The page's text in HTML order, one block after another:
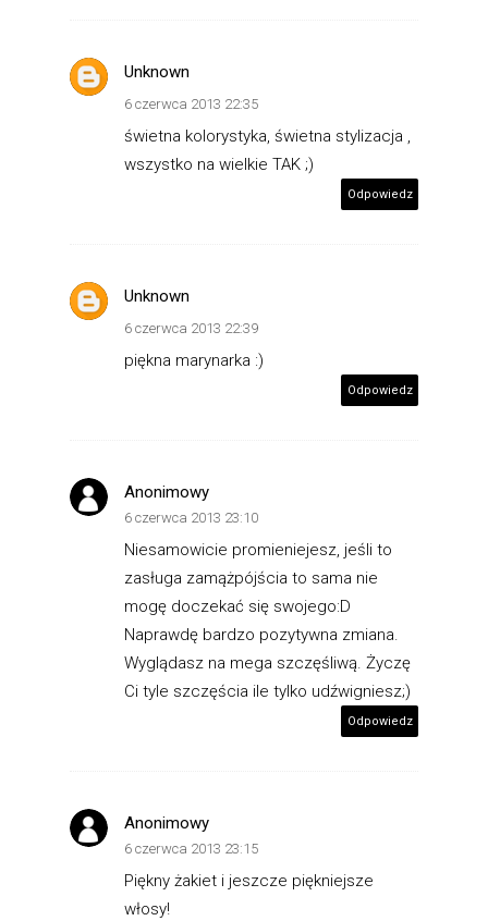
Unknown
6 czerwca 2013 22:35
świetna kolorystyka, świetna stylizacja ,
wszystko na wielkie TAK ;)
Odpowiedz
Unknown
6 czerwca 2013 22:39
piękna marynarka :)
Odpowiedz
Anonimowy
6 czerwca 2013 23:10
Niesamowicie promieniejesz, jeśli to
zasługa zamążpójścia to sama nie
mogę doczekać się swojego:D
Naprawdę bardzo pozytywna zmiana.
Wyglądasz na mega szczęśliwą. Życzę
Ci tyle szczęścia ile tylko udźwigniesz;)
Odpowiedz
Anonimowy
6 czerwca 2013 23:15
Piękny żakiet i jeszcze piękniejsze
włosy!